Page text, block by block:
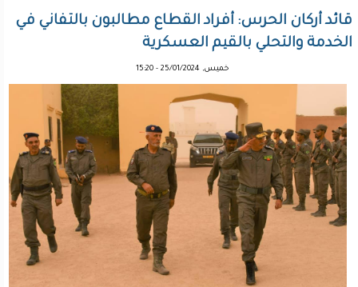
قائد أركان الحرس: أفراد القطاع مطالبون بالتفاني في
الخدمة والتحلي بالقيم العسكرية
خميس, 25/01/2024 - 15:20